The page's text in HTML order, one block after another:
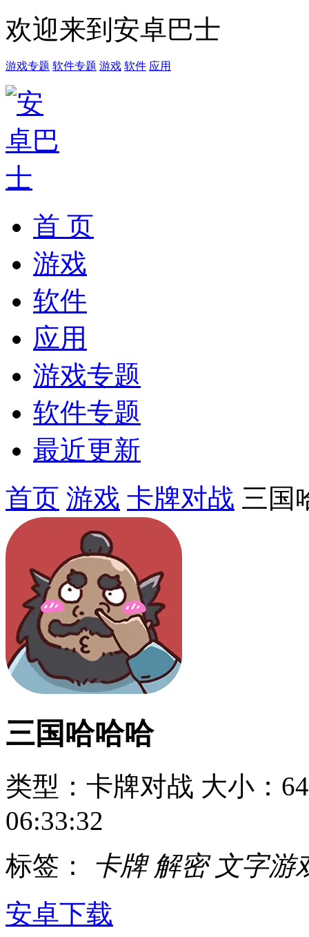
欢迎来到安卓巴士
游戏专题 软件专题 游戏 软件 应用
首 页
游戏
软件
应用
游戏专题
软件专题
最近更新
首页 游戏 卡牌对战 三国
三国哈哈哈
类型：卡牌对战 大小：
06:33:32
标签： 卡牌 解密 文字游
安卓下载